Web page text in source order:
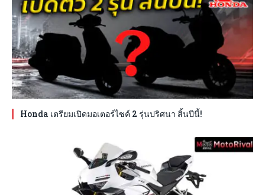
Honda เตรียมเปิดมอเตอร์ไซค์ 2 รุ่นปริศนา สิ้นปีนี้!